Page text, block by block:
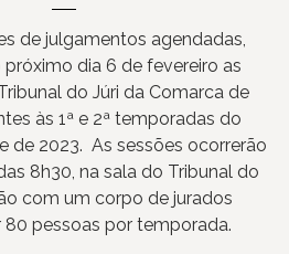
de julgamentos agendadas,
dia 6 de fevereiro as
do Júri da Comarca de
às 1ª e 2ª temporadas do
de 2023. As sessões ocorrerão
8h30, na sala do Tribunal do
com um corpo de jurados
pessoas por temporada.